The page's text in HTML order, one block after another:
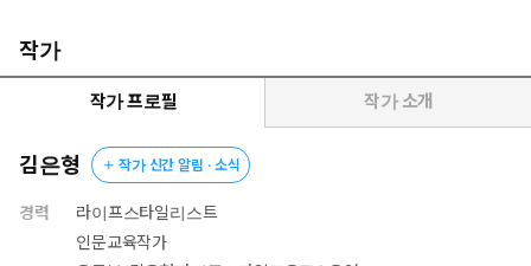
더 확장된다. 이제 아이들의 교육영역을 단순히 학교교과에 한정짓
지 말고 아이의 삶 전체에 영향을 미칠 세상 모든 삶의 앎에 집중하
고 안내해야 한다. 의식주를 비롯한 일상의 모든 것이 배움이 되는
프로젝트 학습인 것이다. 더위를 피해 계곡으로 캠핑을 가기 위해서
는 의식주 모든 것이 필요하고, 캠핑의 준비과정과 캠핑의 과정 모두
가 아이에겐 큰 배움이 되는 것처럼. 이것이 바로 ‘라이프스타일 교
육’이다.
저자는 코로나19 이후 급격하게 떠오른 ‘메타버스’를 크게 두 가지
작가
작가 프로필 작가 소개
김은형 작가 신간 알림 · 소식
경력
라이프스타일리스트
인문교육작가